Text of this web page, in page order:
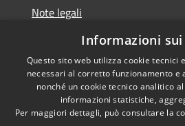
Note legali
Dichiarazione di accessibilità
Accessibilità
Informazioni
Questo sito web utilizza cookie tecnici
necessari al corretto funzionamento e
nonché un cookie tecnico analitico
informazioni statistiche,
Per maggiori dettagli, può consultare la